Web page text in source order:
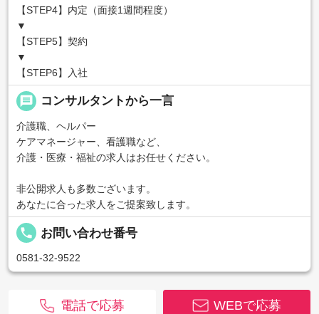
【STEP4】内定（面接1週間程度）
▼
【STEP5】契約
▼
【STEP6】入社
message コンサルタントから一言
介護職、ヘルパー
ケアマネージャー、看護職など、
介護・医療・福祉の求人はお任せください。
非公開求人も多数ございます。
あなたに合った求人をご提案致します。
local_phone お問い合わせ番号
0581-32-9522
WEBで応募
電話で応募